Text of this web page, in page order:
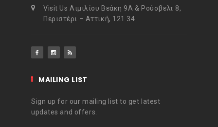
Visit Us Αιμιλίου Βεάκη 9Α & Ρούσβελτ 8,
Περιστέρι – Αττική, 121 34
MAILING LIST
Sign up for our mailing list to get latest
updates and offers.